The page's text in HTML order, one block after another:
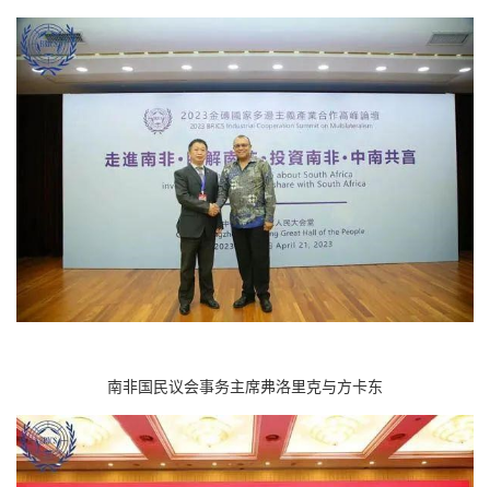
南非国民议会事务主席弗洛里克与方卡东